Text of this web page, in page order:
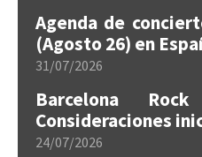
Agenda de
(Agosto 26) en
31/07/2026
Barcelona
Consideraciones
24/07/2026